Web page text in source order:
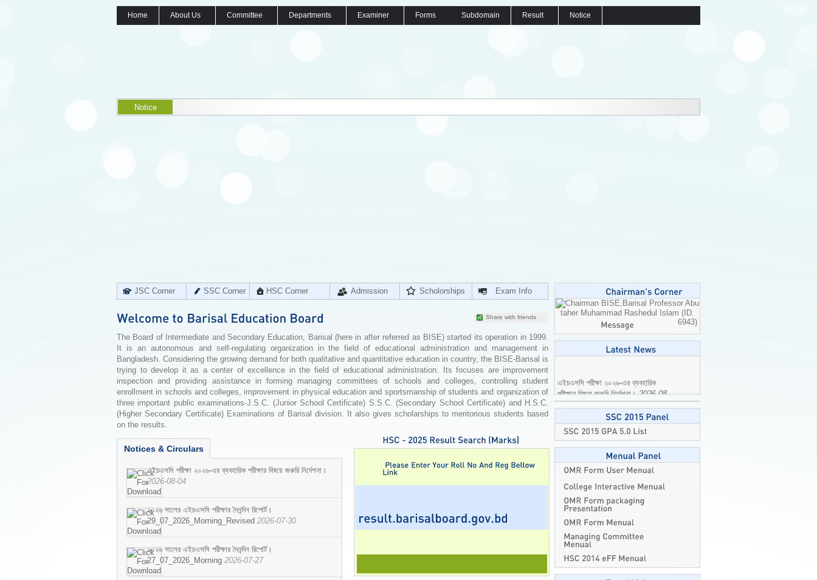
Home About Us Committee Departments Examiner Forms Subdomain Result Notice
Notice
JSC Corner SSC Corner HSC Corner Admission Scholorships Exam Info
Share with friends
The Board of Intermediate and Secondary Education, Barisal (here in after referred as BISE) started its operation in 1999.
It is an autonomous and self-regulating organization in the field of educational administration and management in
Bangladesh. Considering the growing demand for both qualitative and quantitative education in country, the BISE-Barisal is
trying to develop it as a center of excellence in the field of educational administration. Its focuses are improvement
inspection and providing assistance in forming managing committees of schools and colleges, controlling student
enrollment in schools and colleges, improvement in physical education and sportsmanship of students and organization of
three important public examinations-J.S.C. (Junior School Certificate) S.S.C. (Secondary School Certificate) and H.S.C.
(Higher Secondary Certificate) Examinations of Barisal division. It also gives scholarships to meritorious students based
on the results.
Notices & Circulars
এইচএসসি পরীক্ষা ২০২৬-এর ব্যবহারিক পরীক্ষার বিষয়ে জরুরি নির্দেশনা।
2026-08-04
২০২৬ সালের এইচএসসি পরীক্ষার দৈনন্দিন রিপোর্ট।
29_07_2026_Morning_Revised 2026-07-30
২০২৬ সালের এইচএসসি পরীক্ষার দৈনন্দিন রিপোর্ট।
27_07_2026_Morning 2026-07-27
Professor Abu
taher Muhammad Rashedul Islam (ID.
6943)
পরীক্ষার বিষয়ে জরুরি নির্দেশনা।2026-08-
04